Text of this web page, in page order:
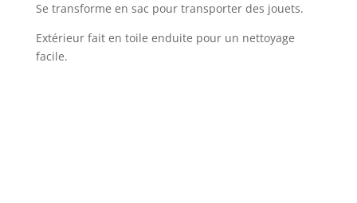
Se transforme en sac pour transporter des jouets.
Extérieur fait en toile enduite pour un nettoyage
facile.